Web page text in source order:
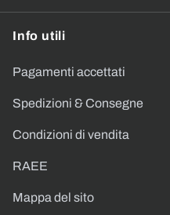
Info utili
Pagamenti accettati
Spedizioni & Consegne
Condizioni di vendita
RAEE
Mappa del sito